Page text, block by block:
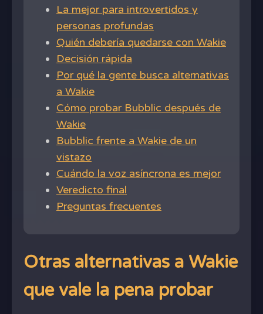
La mejor para introvertidos y
personas profundas
Quién debería quedarse con Wakie
Decisión rápida
Por qué la gente busca alternativas
a Wakie
Cómo probar Bubblic después de
Wakie
Bubblic frente a Wakie de un
vistazo
Cuándo la voz asíncrona es mejor
Veredicto final
Preguntas frecuentes
Otras alternativas a Wakie
que vale la pena probar